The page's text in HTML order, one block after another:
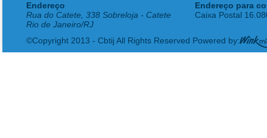
Endereço
Rua do Catete, 338 Sobreloja - Catete
Rio de Janeiro/RJ
Endereço para
Caixa Postal
©Copyright 2013 - Cbtij All Rights Reserved Powered by: